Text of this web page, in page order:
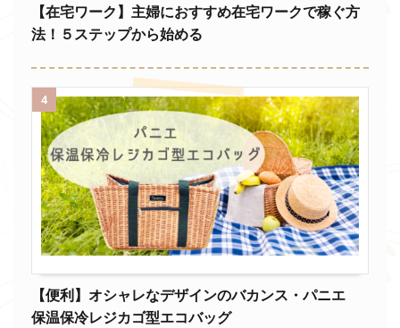
【在宅ワーク】主婦におすすめ在宅ワークで稼ぐ方
法！５ステップから始める
4
【便利】オシャレなデザインのバカンス・パニエ
保温保冷レジカゴ型エコバッグ